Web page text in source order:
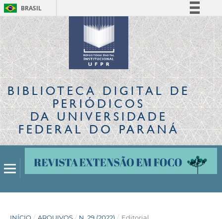
BRASIL
Simplifique!
Comunica BR
Participe
Acesso à informação
Legislação
Canais
BIBLIOTECA DIGITALDE
PERIÓDICOS
DA UNIVERSIDADE
FEDERAL DO PARANÁ